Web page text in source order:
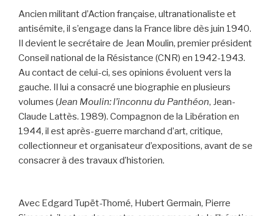
Ancien militant d’Action française, ultranationaliste et
antisémite, il s’engage dans la France libre dès juin 1940.
Il devient le secrétaire de Jean Moulin, premier président
Conseil national de la Résistance (CNR) en 1942-1943.
Au contact de celui-ci, ses opinions évoluent vers la
gauche. Il lui a consacré une biographie en plusieurs
volumes (Jean Moulin: l’inconnu du Panthéon, Jean-
Claude Lattès. 1989). Compagnon de la Libération en
1944, il est après-guerre marchand d’art, critique,
collectionneur et organisateur d’expositions, avant de se
consacrer à des travaux d’historien.
Avec Edgard Tupët-Thomé, Hubert Germain, Pierre